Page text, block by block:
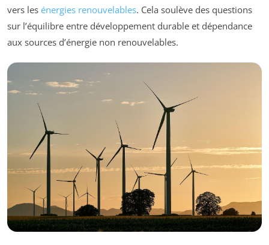
vers les énergies renouvelables. Cela soulève des questions
sur l’équilibre entre développement durable et dépendance
aux sources d’énergie non renouvelables.